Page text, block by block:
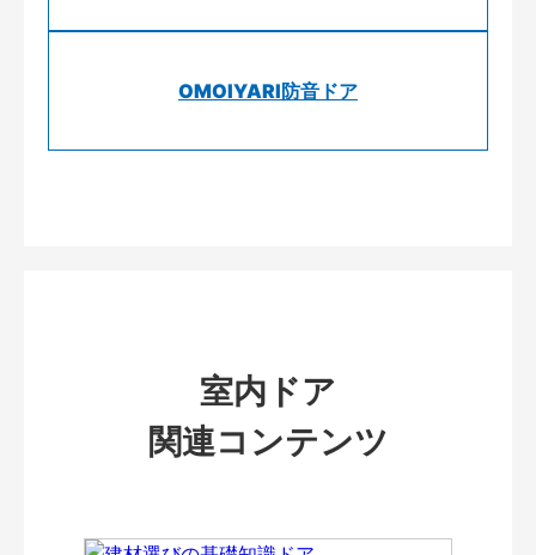
OMOIYARI防音ドア
室内ドア
関連コンテンツ